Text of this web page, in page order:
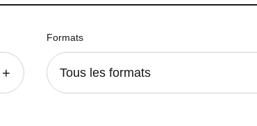
Formats
Tous les formats